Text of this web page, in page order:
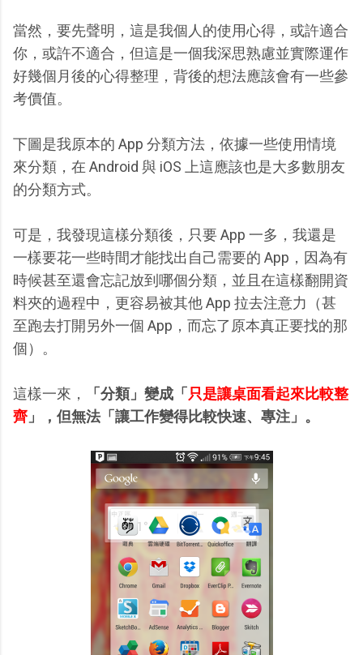
當然，要先聲明，這是我個人的使用心得，或許適合
你，或許不適合，但這是一個我深思熟慮並實際運作
好幾個月後的心得整理，背後的想法應該會有一些參
考價值。
下圖是我原本的 App 分類方法，依據一些使用情境
來分類，在 Android 與 iOS 上這應該也是大多數朋友
的分類方式。
可是，我發現這樣分類後，只要 App 一多，我還是
一樣要花一些時間才能找出自己需要的 App，因為有
時候甚至還會忘記放到哪個分類，並且在這樣翻開資
料夾的過程中，更容易被其他 App 拉去注意力（甚
至跑去打開另外一個 App，而忘了原本真正要找的那
個）。
這樣一來， 「分類」變成「 只是讓桌面看起來比較整
齊 」，但無法「讓工作變得比較快速、專注」。